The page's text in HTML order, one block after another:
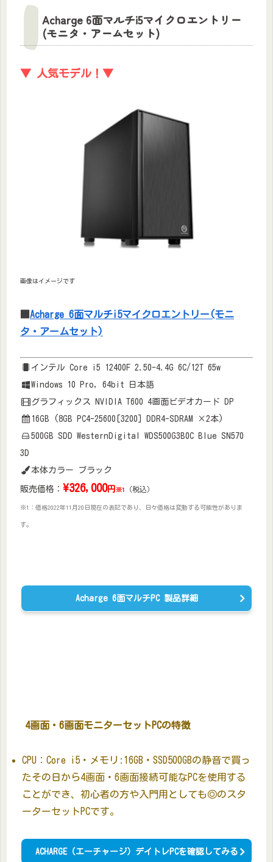
Acharge 6面マルチi5マイクロエントリー
(モニタ・アームセット)
▼ 人気モデル！▼
画像はイメージです
Acharge 6面マルチi5マイクロエントリー(モニ
タ・アームセット)
インテル Core i5 12400F 2.50-4.4G 6C/12T 65w
Windows 10 Pro, 64bit 日本語
グラフィックス NVIDIA T600 4画面ビデオカード DP
16GB (8GB PC4-25600[3200] DDR4-SDRAM ×2本)
500GB SDD WesternDigital WDS500G3B0C Blue SN570
3D
本体カラー ブラック
販売価格： \326,000円 ※1 （税込）
※1：価格2022年11月20日現在の表記であり、日々価格は変動する可能性がありま
す。
Acharge 6面マルチPC 製品詳細
4画面・6画面モニターセットPCの特徴
CPU：Core i5・メモリ:16GB・SSD500GBの静音で買っ
たその日から4画面・6画面接続可能なPCを使用する
ことができ、初心者の方や入門用としても◎のスタ
ーターセットPCです。
ACHARGE（エーチャージ）デイトレPCを確認してみる